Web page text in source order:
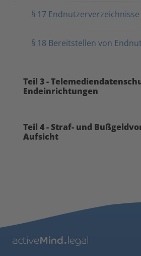
§ 17 Endnutzerverzeichnisse
§ 18 Bereitstellen von
Teil 3 -
Endeinrichtungen
Teil 4 - Straf- und
Aufsicht